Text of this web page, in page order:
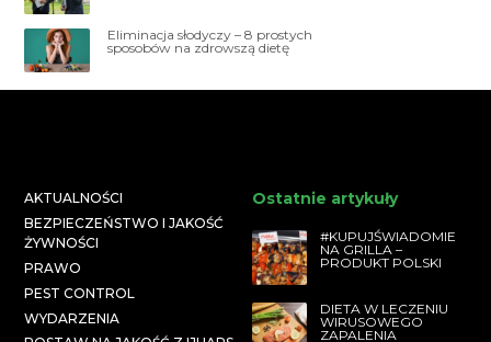
Eliminacja słodyczy – 8 prostych
sposobów na zdrowszą dietę
AKTUALNOŚCI
BEZPIECZEŃSTWO I JAKOŚĆ
ŻYWNOŚCI
PRAWO
PEST CONTROL
WYDARZENIA
Ostatnie artykuły
#KUPUJŚWIADOMIE
NA GRILLA –
PRODUKT POLSKI
DIETA W LECZENIU
WIRUSOWEGO
ZAPALENIA